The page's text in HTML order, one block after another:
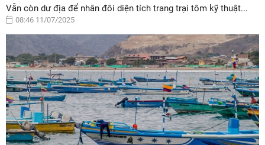
Vẫn còn dư địa để nhân đôi diện tích trang trại tôm kỹ thuật...
08:46 11/07/2025